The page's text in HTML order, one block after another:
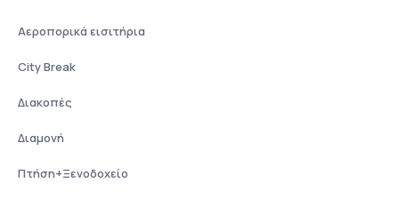
Αεροπορικά εισιτήρια
City Break
Διακοπές
Διαμονή
Πτήση+Ξενοδοχείο